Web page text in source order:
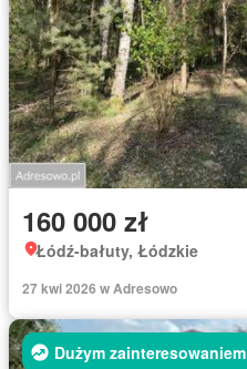
160 000 zł
Łódź-bałuty, Łódzkie
27 kwi 2026 w Adresowo
Dużym zainteresowaniem